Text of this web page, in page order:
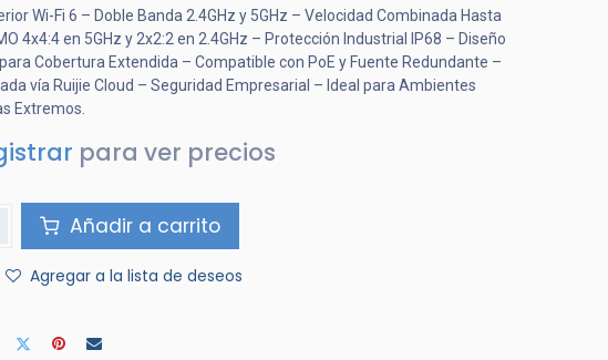
Wi-Fi 6 – Doble Banda 2.4GHz y 5GHz – Velocidad Combinada Hasta
4x4:4 en 5GHz y 2x2:2 en 2.4GHz – Protección Industrial IP68 – Diseño
Cobertura Extendida – Compatible con PoE y Fuente Redundante –
vía Ruijie Cloud – Seguridad Empresarial – Ideal para Ambientes
Extremos.
para ver precios
Añadir a carrito
Agregar a la lista de deseos